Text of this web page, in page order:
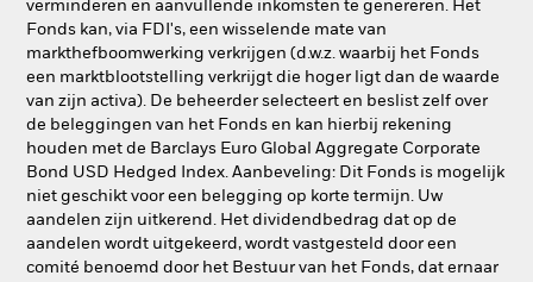
verminderen en aanvullende inkomsten te genereren. Het
Fonds kan, via FDI's, een wisselende mate van
markthefboomwerking verkrijgen (d.w.z. waarbij het Fonds
een marktblootstelling verkrijgt die hoger ligt dan de waarde
van zijn activa). De beheerder selecteert en beslist zelf over
de beleggingen van het Fonds en kan hierbij rekening
houden met de Barclays Euro Global Aggregate Corporate
Bond USD Hedged Index. Aanbeveling: Dit Fonds is mogelijk
niet geschikt voor een belegging op korte termijn. Uw
aandelen zijn uitkerend. Het dividendbedrag dat op de
aandelen wordt uitgekeerd, wordt vastgesteld door een
comité benoemd door het Bestuur van het Fonds, dat ernaar